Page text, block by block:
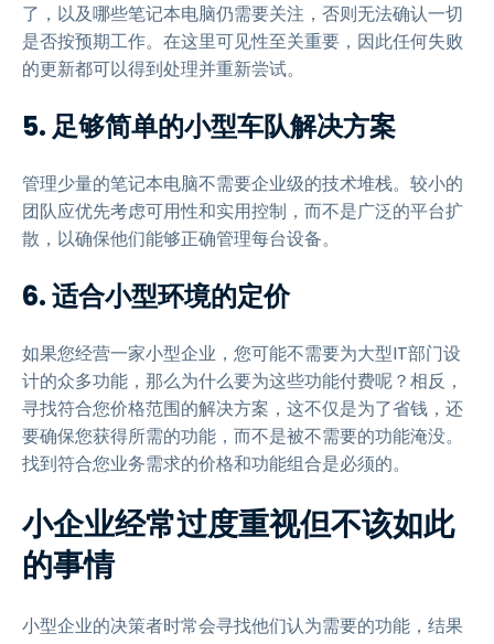
了，以及哪些笔记本电脑仍需要关注，否则无法确认一切
是否按预期工作。在这里可见性至关重要，因此任何失败
的更新都可以得到处理并重新尝试。
5. 足够简单的小型车队解决方案
管理少量的笔记本电脑不需要企业级的技术堆栈。较小的
团队应优先考虑可用性和实用控制，而不是广泛的平台扩
散，以确保他们能够正确管理每台设备。
6. 适合小型环境的定价
如果您经营一家小型企业，您可能不需要为大型IT部门设
计的众多功能，那么为什么要为这些功能付费呢？相反，
寻找符合您价格范围的解决方案，这不仅是为了省钱，还
要确保您获得所需的功能，而不是被不需要的功能淹没。
找到符合您业务需求的价格和功能组合是必须的。
小企业经常过度重视但不该如此
的事情
小型企业的决策者时常会寻找他们认为需要的功能，结果